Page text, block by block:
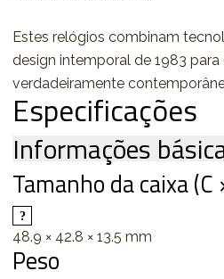
Estes relógios combinam
design intemporal de 1983
verdadeiramente
Especificações
Informações
Tamanho da caixa (C
48.9 × 42.8 × 13.5 mm
Peso